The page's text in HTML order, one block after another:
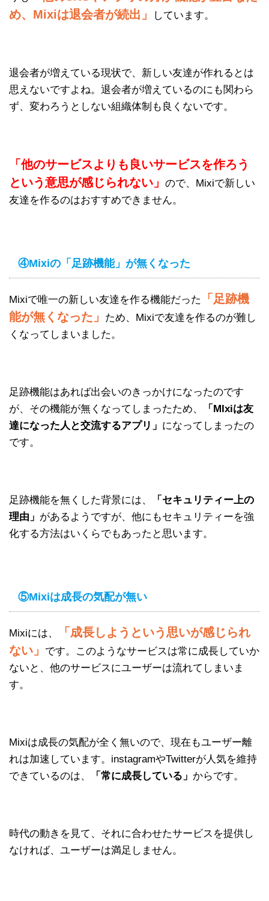
め、Mixiは退会者が続出」
しています。
退会者が増えている現状で、新しい友達が作れるとは
思えないですよね。退会者が増えているのにも関わら
ず、変わろうとしない組織体制も良くないです。
「他のサービスよりも良いサービスを作ろう
という意思が感じられない」 ので、Mixiで新しい
友達を作るのはおすすめできません。
④Mixiの「足跡機能」が無くなった
Mixiで唯一の新しい友達を作る機能だった
「足跡機
能が無くなった」
ため、Mixiで友達を作るのが難し
くなってしまいました。
足跡機能はあれば出会いのきっかけになったのです
が、その機能が無くなってしまったため、
「MIxiは友
達になった人と交流するアプリ」 になってしまったの
です。
足跡機能を無くした背景には、
「セキュリティー上の
理由」 があるようですが、他にもセキュリティーを強
化する方法はいくらでもあったと思います。
⑤Mixiは成長の気配が無い
Mixiには、
「成長しようという思いが感じられ
ない」
です。このようなサービスは常に成長していか
ないと、他のサービスにユーザーは流れてしまいま
す。
Mixiは成長の気配が全く無いので、現在もユーザー離
れは加速しています。instagramやTwitterが人気を維持
できているのは、
「常に成長している」 からです。
時代の動きを見て、それに合わせたサービスを提供し
なければ、ユーザーは満足しません。